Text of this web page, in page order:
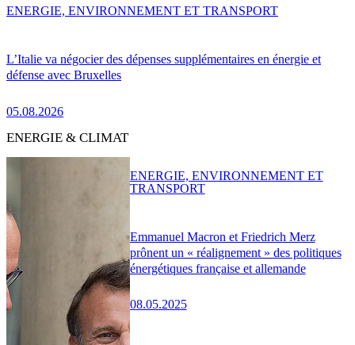
L’Italie va négocier des dépenses supplémentaires en énergie et
défense avec Bruxelles
05.08.2026
ENERGIE, ENVIRONNEMENT ET TRANSPORT
ENERGIE & CLIMAT
Emmanuel Macron et Friedrich Merz
prônent un « réalignement » des politiques
énergétiques française et allemande
08.05.2025
ENERGIE, ENVIRONNEMENT ET
TRANSPORT